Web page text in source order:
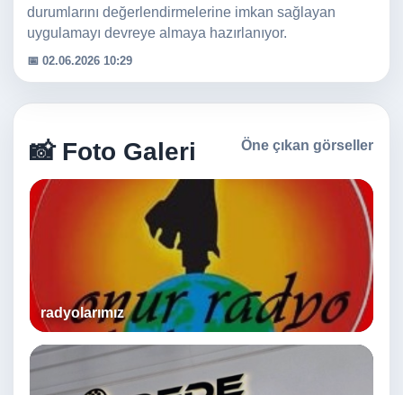
durumlarını değerlendirmelerine imkan sağlayan
uygulamayı devreye almaya hazırlanıyor.
📅 02.06.2026 10:29
📸 Foto Galeri Öne çıkan görseller
radyolarımız